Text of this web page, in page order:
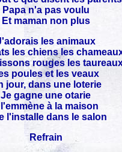
Papa n'a pas voulu
Et maman non plus
les animaux
les chiens les
rouges les
poules et les veaux
jour, dans une loterie
Je gagne une otarie
à la maison
l'installe dans le salon
Refrain